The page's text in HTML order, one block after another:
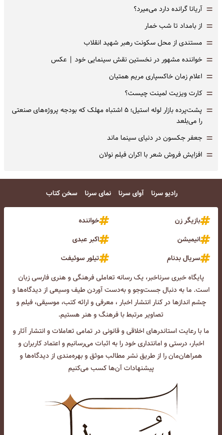
= آریانا گرانده دارد می‌میرد؟
= از بامداد تا شب خمار
= مستندی از محل سکونت رهبر شهید انقلاب
= خواننده مشهور در نخستین نقش سینمایی خود |‌ عکس
= اعلام زمان خاکسپاری مریم همتیان
= کارت ویزیت لمینت چیست؟
=
پشت‌پرده بازار لوله استیل؛ ۵ اشتباه مهلک که بودجه پروژه‌های صنعتی
را می‌بلعد
= جعفر جکسون در دنیای سینما ماند
= افزایش فروش شعر با اکران فیلم نولان
رادیو سرنا آوای سرنا نمای سرنا سخن کتاب
بازیگر زن
خواننده
انیمیشن
اکبر عبدی
سریال بدنام
تیلور سوئیفت
پایگاه خبری سرناخبر، یک رسانه تعاملی فرهنگی و هنری فارسی زبان
است. ما به دنبال جست‌و‌جو و به‌دست آوردن طیف وسیعی از دیدگاه‌ها و
چشم انداز‌ها در کنار انتشار اخبار ، معرفی و ارائه کتب، موسیقی، فیلم و
تصاویر مرتبط با فرهنگ و هنر هستیم.
ما با رعایت استاندرهای اخلاقی و قانونی در تمامی تعاملات و انتشار آثار و
اخبار، درستی و امانتداری خود را به اثبات می‌رسانیم و اعتماد کاربران و
همراهان‌مان را از طریق نشر مطالب موثق و بهره‌مندی از دیدگاه‌ها و
پیشنهادات آن‌ها کسب می‌کنیم